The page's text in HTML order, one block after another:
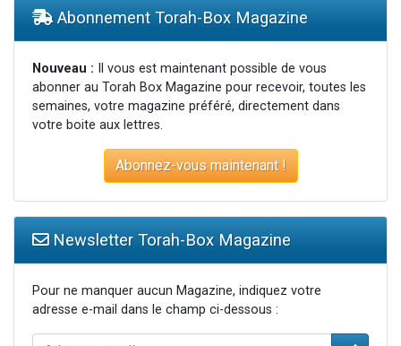
Abonnement Torah-Box Magazine
Nouveau : Il vous est maintenant possible de vous
abonner au Torah Box Magazine pour recevoir, toutes les
semaines, votre magazine préféré, directement dans
votre boite aux lettres.
Abonnez-vous maintenant !
Newsletter Torah-Box Magazine
Pour ne manquer aucun Magazine, indiquez votre
adresse e-mail dans le champ ci-dessous :